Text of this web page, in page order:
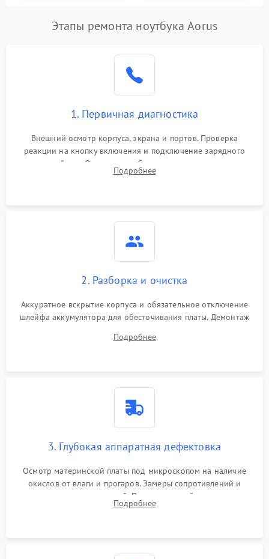
Этапы ремонта ноутбука Aorus
1. Первичная диагностика
Внешний осмотр корпуса, экрана и портов. Проверка
реакции на кнопку включения и подключение зарядного
устройства. Оценка потребления тока с помощью
лабораторного блока питания для локализации проблемы.
Подробнее
2. Разборка и очистка
Аккуратное вскрытие корпуса и обязательное отключение
шлейфа аккумулятора для обесточивания платы. Демонтаж
высохшей термопасты с кристаллов чипов.
Подробнее
3. Глубокая аппаратная дефектовка
Осмотр материнской платы под микроскопом на наличие
окислов от влаги и прогаров. Замеры сопротивлений и
дежурных напряжений. Проверка цепей питания,
мультиконтроллера, процессора и видеочипа.
Подробнее